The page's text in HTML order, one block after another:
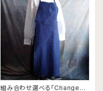
組み合わせ選べる「Changena